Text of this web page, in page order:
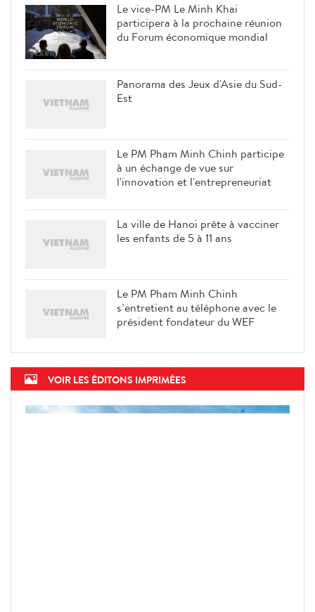
Le vice-PM Le Minh Khai
participera à la prochaine réunion
du Forum économique mondial
Panorama des Jeux d'Asie du Sud-
Est
Le PM Pham Minh Chinh participe
à un échange de vue sur
l'innovation et l'entrepreneuriat
La ville de Hanoi prête à vacciner
les enfants de 5 à 11 ans
Le PM Pham Minh Chinh
s’entretient au téléphone avec le
président fondateur du WEF
VOIR LES ÉDITONS IMPRIMÉES